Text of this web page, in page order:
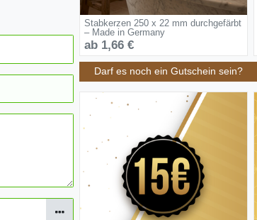
Stabkerzen 250 x 22 mm durchgefärbt
– Made in Germany
ab 1,66 €
Darf es noch ein Gutschein sein?